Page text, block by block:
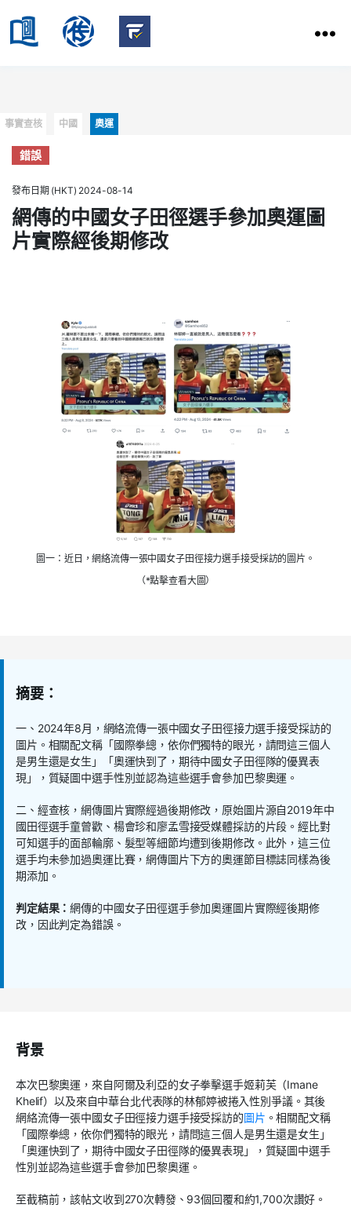
HKBU
of
Communication
Categories
事實查核 中國 奧運
錯誤
發布日期 (HKT) 2024-08-14
網傳的中國女子田徑選手參加奧運圖
片實際經後期修改
圖一：近日，網絡流傳一張中國女子田徑接力選手接受採訪的圖片。
（*點擊查看大圖）
摘要：
一、 2024年8月，網絡流傳一張中國女子田徑接力選手接受採訪的
圖片。相關配文稱「國際拳總，依你們獨特的眼光，請問這三個人
是男生還是女生」「奧運快到了，期待中國女子田徑隊的優異表
現」，質疑圖中選手性別並認為這些選手會參加巴黎奧運。
二、經查核，網傳圖片實際經過後期修改，原始圖片源自2019年中
國田徑選手童曾歡、楊會珍和廖孟雪接受媒體採訪的片段。經比對
可知選手的面部輪廓、髮型等細節均遭到後期修改。此外，這三位
選手均未參加過奧運比賽，網傳圖片下方的奧運節目標誌同樣為後
期添加。
判定結果：網傳的中國女子田徑選手參加奧運圖片實際經後期修
改，因此判定為錯誤。
背景
本次巴黎奧運，來自阿爾及利亞的女子拳擊選手姬莉芙（Imane
Khelif）以及來自中華台北代表隊的林郁婷被捲入性別爭議。其後
網絡流傳一張中國女子田徑接力選手接受採訪的圖片 。相關配文稱
「國際拳總，依你們獨特的眼光，請問這三個人是男生還是女生」
「奧運快到了，期待中國女子田徑隊的優異表現」，質疑圖中選手
性別並認為這些選手會參加巴黎奧運。
至截稿前，該帖文收到270次轉發、 93個回覆和約1,700次讚好。